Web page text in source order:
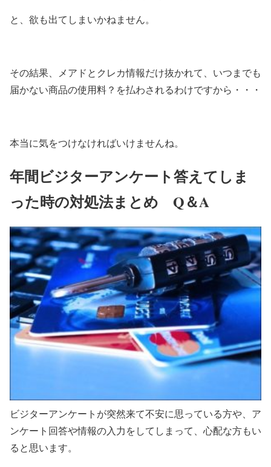
と、欲も出てしまいかねません。
その結果、メアドとクレカ情報だけ抜かれて、いつまでも
届かない商品の使用料？を払わされるわけですから・・・
本当に気をつけなければいけませんね。
年間ビジターアンケート答えてしま
った時の対処法まとめ Q＆A
ビジターアンケートが突然来て不安に思っている方や、ア
ンケート回答や情報の入力をしてしまって、心配な方もい
ると思います。